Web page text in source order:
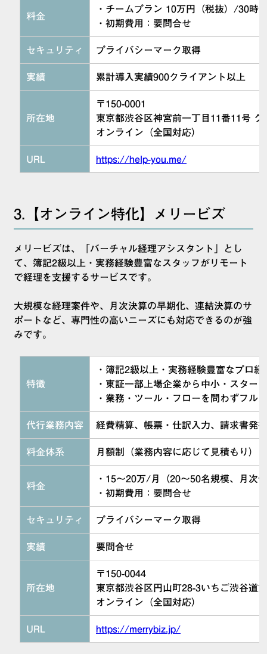
料金
・チームプラン 10万円（税抜）/30時
・初期費用：要問合せ
セキュリティ プライバシーマーク取得
実績 累計導入実績900クライアント以上
所在地
〒150-0001
東京都渋谷区神宮前一丁目11番11号
オンライン（全国対応）
URL https://help-you.me/
3.【オンライン特化】メリービズ
メリービズは、「バーチャル経理アシスタント」とし
て、簿記2級以上・実務経験豊富なスタッフがリモート
で経理を支援するサービスです。
大規模な経理案件や、月次決算の早期化、連結決算のサ
ポートなど、専門性の高いニーズにも対応できるのが強
みです。
特徴
・簿記2級以上・実務経験豊富なプロ
・東証一部上場企業から中小・スター
・業務・ツール・フローを問わずフル
代行業務内容 経費精算、帳票・仕訳入力、請求書発
料金体系 月額制（業務内容に応じて見積もり）
料金
・15～20万/月（20〜50名規模、月次
・初期費用：要問合せ
セキュリティ プライバシーマーク取得
実績 要問合せ
所在地
〒150-0044
東京都渋谷区円山町28-3いちご渋谷道
オンライン（全国対応）
URL https://merrybiz.jp/